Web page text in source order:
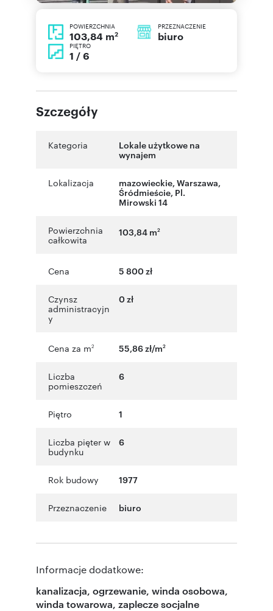
POWIERZCHNIA
103,84 m2
PRZEZNACZENIE
biuro
PIĘTRO
1 / 6
Szczegóły
Kategoria
Lokale użytkowe na
wynajem
Lokalizacja mazowieckie, Warszawa,
Śródmieście, Pl.
Mirowski 14
Powierzchnia
całkowita
103,84 m2
Cena 5 800 zł
Czynsz
administracyjn
y
0 zł
Cena za m2 55,86 zł/m2
Liczba
pomieszczeń
6
Piętro 1
Liczba pięter w
budynku
6
Rok budowy 1977
Przeznaczenie biuro
Informacje dodatkowe:
kanalizacja, ogrzewanie, winda osobowa,
winda towarowa, zaplecze socjalne